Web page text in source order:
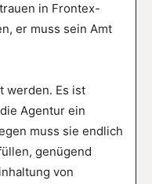
in Frontex-
er muss sein Amt
werden. Es ist
Agentur ein
muss sie endlich
genügend
von